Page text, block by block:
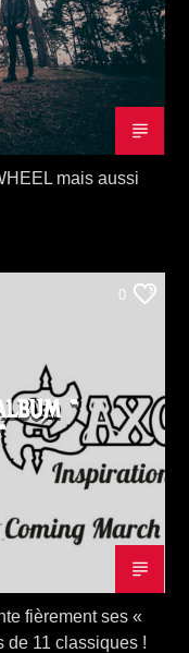
mais aussi
0
“
fièrement ses «
de 11 classiques !